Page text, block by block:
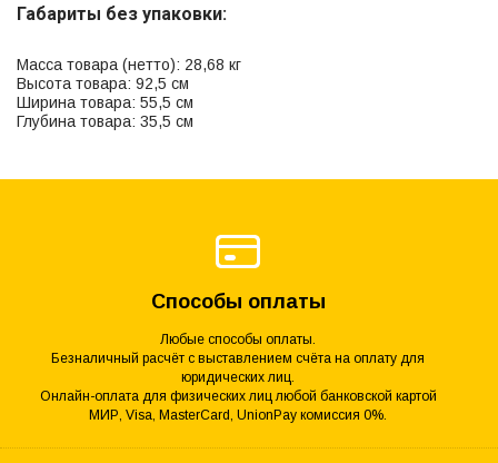
Габариты без упаковки:
Масса товара (нетто): 28,68 кг
Высота товара: 92,5 см
Ширина товара: 55,5 см
Глубина товара: 35,5 см
Способы оплаты
Любые способы оплаты.
Безналичный расчёт с выставлением счёта на оплату для
юридических лиц.
Онлайн-оплата для физических лиц любой банковской картой
МИР, Visa, MasterCard, UnionPay комиссия 0%.